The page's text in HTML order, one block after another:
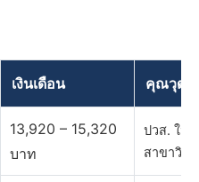
เงินเดือน คุณวุฒิ
13,920 – 15,320
บาท
ปวส. ใน
สาขาวิช